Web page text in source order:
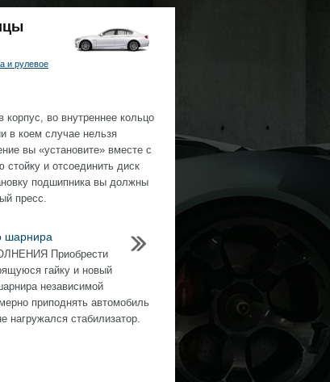
и рулевое
во внутреннее кольцо
в коем случае нельзя
вы «установите» вместе с
и отсоединить диск
подшипника вы должны
пресс.
шарнира
Приобрести
гайку и новый
независимой
приподнять автомобиль
нагружался стабилизатор.